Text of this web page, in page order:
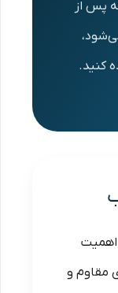
پس از
کنید.
اهمیت
مقاوم و